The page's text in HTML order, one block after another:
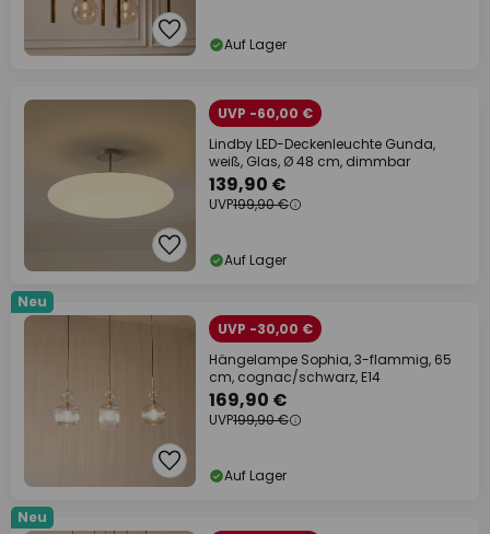
Auf Lager
UVP -60,00 €
Lindby LED-Deckenleuchte Gunda,
weiß, Glas, Ø 48 cm, dimmbar
139,90 €
UVP199,90 €
Auf Lager
Neu
UVP -30,00 €
Hängelampe Sophia, 3-flammig, 65
cm, cognac/schwarz, E14
169,90 €
UVP199,90 €
Auf Lager
Neu